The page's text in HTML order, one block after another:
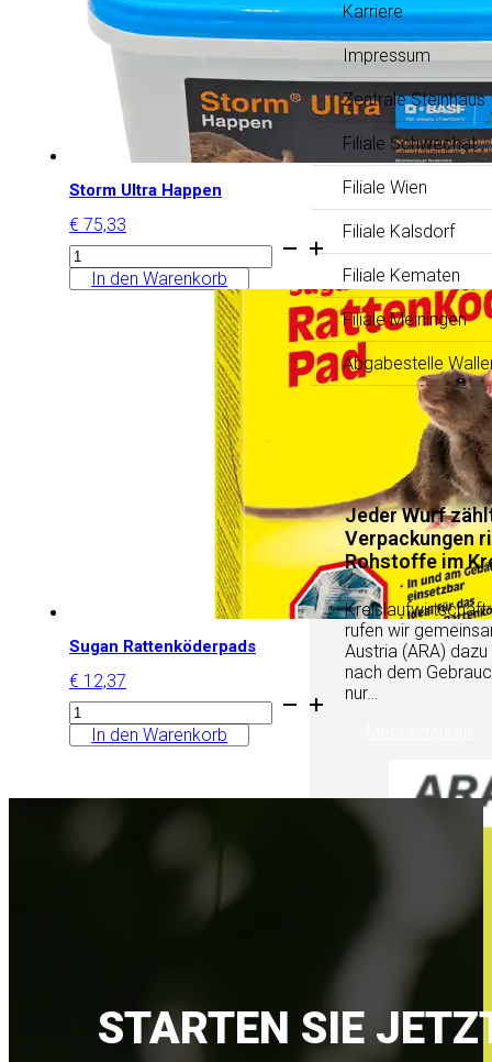
Karriere
Impressum
Zentrale Steinhaus
Filiale Schwechat
Filiale Wien
Filiale Kalsdorf
Filiale Kematen
Filiale Meiningen
Abgabestelle
Jeder Wurf
Verpackungen
Rohstoffe im
Kreislaufwirtschaft
rufen wir
Austria (ARA)
nach dem
nur…
Storm Ultra Happen
€ 75,33
Storm
Ultra
Happen
In den Warenkorb
Sugan Rattenköderpads
€ 12,37
Sugan
Rattenköderpads
MengeIn den Warenkorb
STARTEN SIE